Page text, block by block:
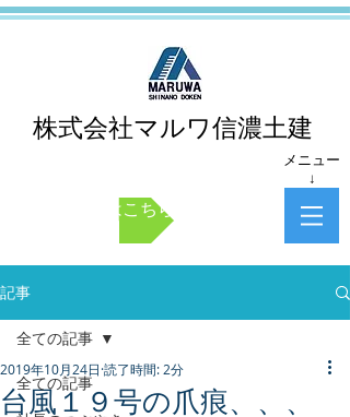
株式会社マルワ信濃土建
お問い合わせはこちら
メニュー
↓
記事
全ての記事
全ての記事
台風１９号の爪痕、、、
2019年10月24日 読了時間: 2分